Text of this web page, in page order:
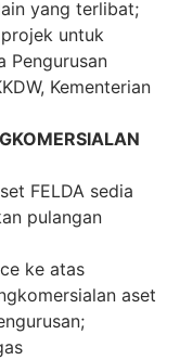
yang terlibat;
untuk
Pengurusan
Kementerian
FELDA sedia
pulangan
ke atas
aset